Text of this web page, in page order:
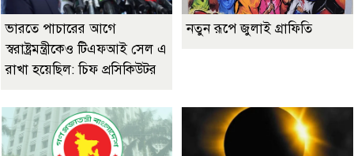
ভারতে পাচারের আগে
স্বরাষ্ট্রমন্ত্রীকেও টিএফআই সেল এ
রাখা হয়েছিল: চিফ প্রসিকিউটর
নতুন রূপে জুলাই গ্রাফিতি